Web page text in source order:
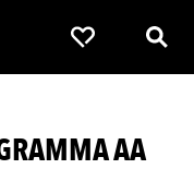
Favorieten
AA